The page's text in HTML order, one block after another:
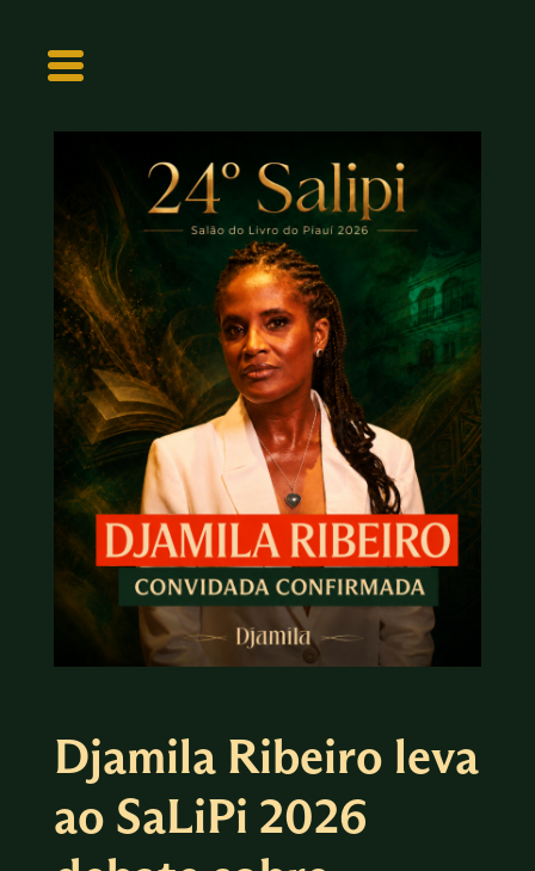
Djamila Ribeiro leva
ao SaLiPi 2026